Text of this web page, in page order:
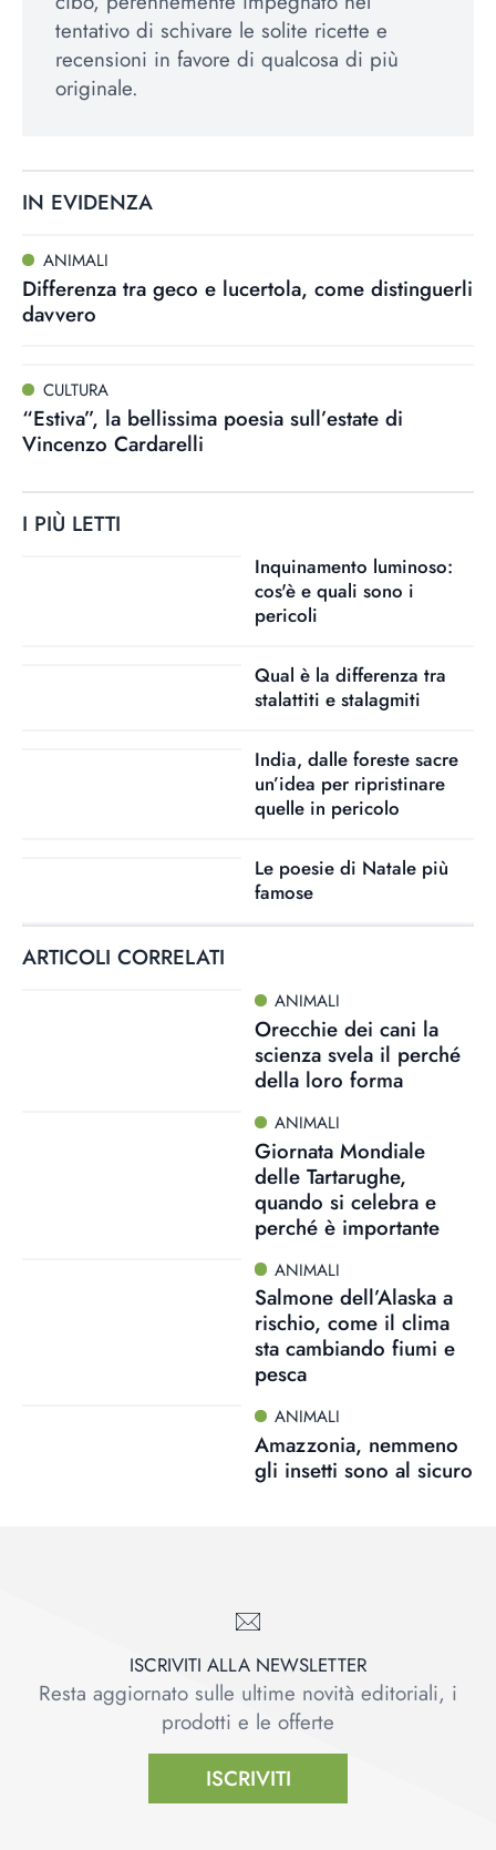
tentativo di schivare le solite ricette e
recensioni in favore di qualcosa di più
originale.
IN EVIDENZA
ANIMALI
Differenza tra geco e lucertola, come distinguerli
davvero
CULTURA
“Estiva”, la bellissima poesia sull’estate di
Vincenzo Cardarelli
I PIÙ LETTI
Inquinamento luminoso:
cos'è e quali sono i
pericoli
Qual è la differenza tra
stalattiti e stalagmiti
India, dalle foreste sacre
un’idea per ripristinare
quelle in pericolo
Le poesie di Natale più
famose
ARTICOLI CORRELATI
ANIMALI
Orecchie dei cani la
scienza svela il perché
della loro forma
ANIMALI
Giornata Mondiale
delle Tartarughe,
quando si celebra e
perché è importante
ANIMALI
Salmone dell’Alaska a
rischio, come il clima
sta cambiando fiumi e
pesca
ANIMALI
Amazzonia, nemmeno
gli insetti sono al sicuro
ISCRIVITI ALLA NEWSLETTER
Resta aggiornato sulle ultime novità editoriali, i
prodotti e le offerte
ISCRIVITI